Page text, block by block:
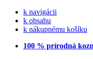
k navigácii
k obsahu
k nákupnému košíku
100 % prírodná